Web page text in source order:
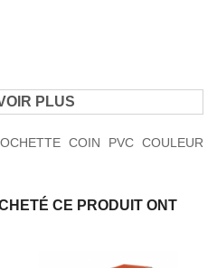
PLUS
COIN PVC COULEUR
CE PRODUIT ONT